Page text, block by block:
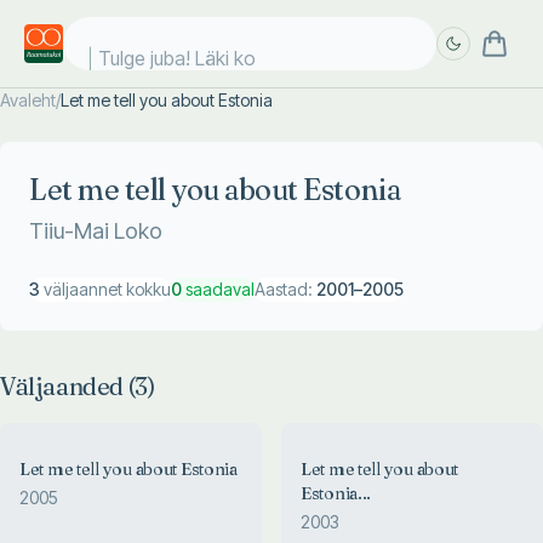
Tulge juba! Läki koo
Avaleht/Let me tell you about Estonia
Let me tell you about Estonia
Tiiu-Mai Loko
3 väljaannet kokku0saadavalAastad: 2001–2005
Väljaanded (3)
Let me tell you about Estonia
2005
Let me tell you about
Estonia...
2003